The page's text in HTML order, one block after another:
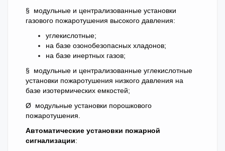
§ модульные и централизованные установки
газового пожаротушения высокого давления:
углекислотные;
на базе озонобезопасных хладонов;
на базе инертных газов;
§ модульные и централизованные углекислотные
установки пожаротушения низкого давления на
базе изотермических емкостей;
Ø модульные установки порошкового
пожаротушения.
Автоматические установки пожарной
сигнализации: